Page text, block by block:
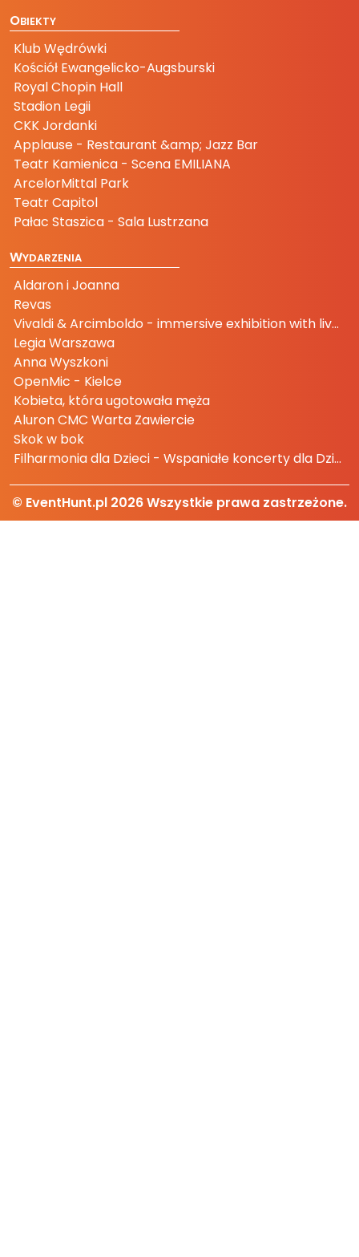
OBIEKTY
Klub Wędrówki
Kościół Ewangelicko-Augsburski
Royal Chopin Hall
Stadion Legii
CKK Jordanki
Applause - Restaurant &amp; Jazz Bar
Teatr Kamienica - Scena EMILIANA
ArcelorMittal Park
Teatr Capitol
Pałac Staszica - Sala Lustrzana
WYDARZENIA
Aldaron i Joanna
Revas
Vivaldi & Arcimboldo - immersive exhibition with live music
Legia Warszawa
Anna Wyszkoni
OpenMic - Kielce
Kobieta, która ugotowała męża
Aluron CMC Warta Zawiercie
Skok w bok
Filharmonia dla Dzieci - Wspaniałe koncerty dla Dzieci i Rodziców
© EventHunt.pl 2026Wszystkie prawa zastrzeżone.